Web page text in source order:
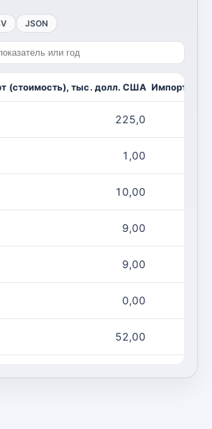
JSON
(стоимость), тыс. долл. США Импорт
225,0
1,00
10,00
9,00
9,00
0,00
52,00